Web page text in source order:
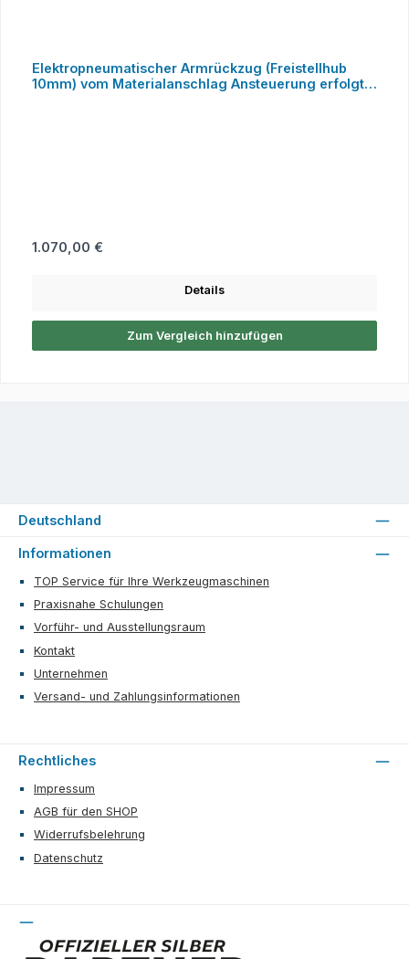
Elektropneumatischer Armrückzug (Freistellhub
10mm) vom Materialanschlag Ansteuerung erfolgt
Regulärer Preis:
1.070,00 €
Details
Zum Vergleich hinzufügen
Informationen
TOP Service für Ihre Werkzeugmaschinen
Praxisnahe Schulungen
Vorführ- und Ausstellungsraum
Kontakt
Unternehmen
Versand- und Zahlungsinformationen
Rechtliches
Impressum
AGB für den SHOP
Widerrufsbelehrung
Datenschutz
Deutschland